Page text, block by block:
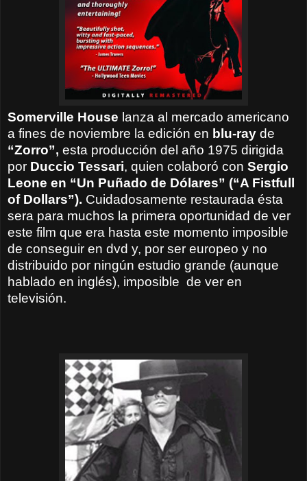
Somerville House lanza al mercado americano
a fines de noviembre la edición en blu-ray de
“Zorro”, esta producción del año 1975 dirigida
por Duccio Tessari, quien colaboró con Sergio
Leone en “Un Puñado de Dólares” (“A Fistfull
of Dollars”). Cuidadosamente restaurada ésta
sera para muchos la primera oportunidad de ver
este film que era hasta este momento imposible
de conseguir en dvd y, por ser europeo y no
distribuido por ningún estudio grande (aunque
hablado en inglés), imposible de ver en
televisión.